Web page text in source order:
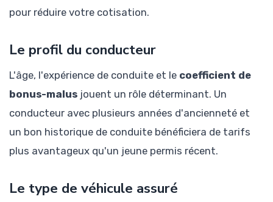
pour réduire votre cotisation.
Le profil du conducteur
L'âge, l'expérience de conduite et le coefficient de
bonus-malus jouent un rôle déterminant. Un
conducteur avec plusieurs années d'ancienneté et
un bon historique de conduite bénéficiera de tarifs
plus avantageux qu'un jeune permis récent.
Le type de véhicule assuré